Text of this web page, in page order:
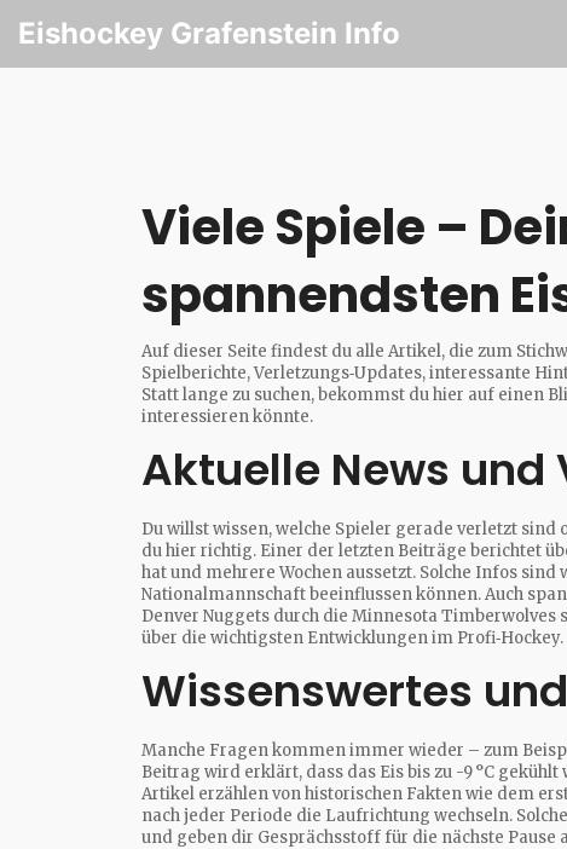
Eishockey Grafenstein Info
Viele Spiele –
spannendsten
Auf dieser Seite findest du alle Artikel, die zum
Spielberichte, Verletzungs‑Updates, interessante
Statt lange zu suchen, bekommst du hier auf einen
interessieren könnte.
Aktuelle News
Du willst wissen, welche Spieler gerade verletzt
du hier richtig. Einer der letzten Beiträge berichtet
hat und mehrere Wochen aussetzt. Solche Infos
Nationalmannschaft beeinflussen können. Auch
Denver Nuggets durch die Minnesota
über die wichtigsten Entwicklungen im Profi‑Hockey.
Wissenswertes
Manche Fragen kommen immer wieder – zum
Beitrag wird erklärt, dass das Eis bis zu -9 °C
Artikel erzählen von historischen Fakten wie dem
nach jeder Periode die Laufrichtung wechseln.
und geben dir Gesprächsstoff für die nächste Pause